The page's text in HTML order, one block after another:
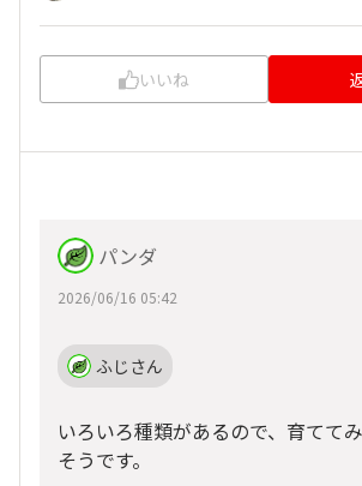
いいね
パンダ
2026/06/16 05:42
ふじさん
いろいろ種類があるので、育てて
そうです。